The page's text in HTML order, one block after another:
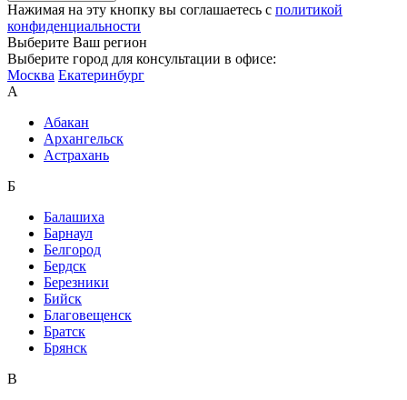
Нажимая на эту кнопку вы соглашаетесь c политикой
конфиденциальности
Выберите Ваш регион
Выберите город для консультации в офисе:
Москва Екатеринбург
А
Абакан
Архангельск
Астрахань
Б
Балашиха
Барнаул
Белгород
Бердск
Березники
Бийск
Благовещенск
Братск
Брянск
В